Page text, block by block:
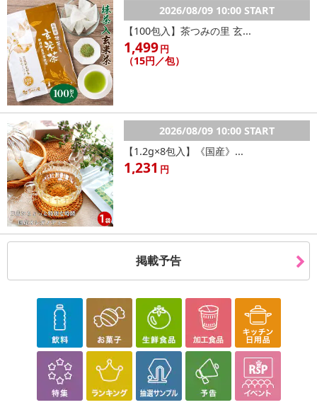
底横幅:約31cm
高さ約26cm
マチ(底)約10cm
持ち手高さ約24cm(取外し不可・調節不可)
注意事項
【賞味・消費期限のある商品について】
商品到着時点でのお日持ち期間は、配送日数などにより異なります
のでご了承ください。
【キャンセルについて】
※お申込み後のキャンセルはお受けできません。
記載されている内容を必ずご確認いただき、お届けする商品セット
にご納得いただきましたうえでお申し込みください。
※パッケージ変更や商品リニューアル（成分など含む）等により、
また、[新たな加工食品の原料原産地表示制度]の経過措置期間の終
了により、商品詳細内に記載の原産国・原材料の表記が旧表記の場
合がございます。
あらかじめご了承いただいた上でお申込みください。なお、本理由
によるお申込み後のキャンセル・返品交換は対応いたしかねます。
【お支払いについて】
2026/08/09 10:00 START
【100包入】茶つみの里 玄...
1,499円
（15円／包）
2026/08/09 10:00 START
【1.2g×8包入】《国産》...
1,231 円
掲載予告